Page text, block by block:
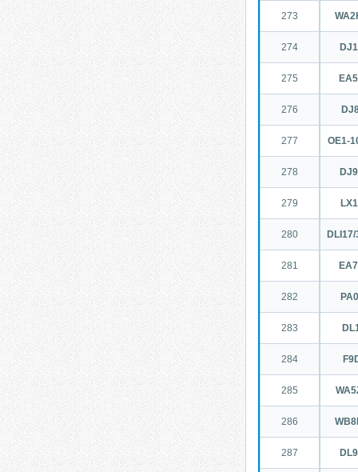
273
274
275
276
277 OE1-
278
279
280
281
282
283
284
285
286
287